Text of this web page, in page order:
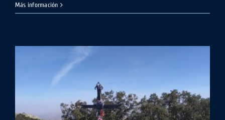
Más información